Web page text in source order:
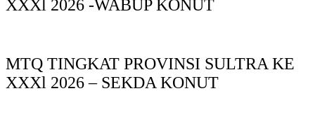
XXXl 2026 -WABUP KONUT
MTQ TINGKAT PROVINSI SULTRA KE
XXXl 2026 – SEKDA KONUT